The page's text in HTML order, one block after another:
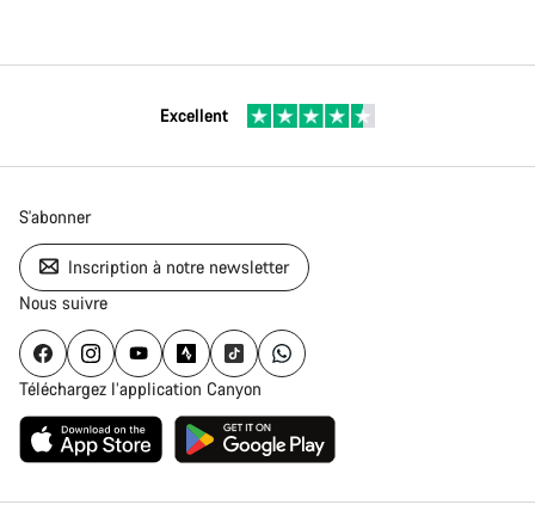
Excellent
S'abonner
Inscription à notre newsletter
Nous suivre
Téléchargez l’application Canyon